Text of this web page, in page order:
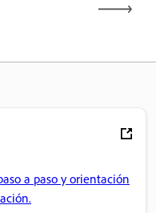
a paso y orientación